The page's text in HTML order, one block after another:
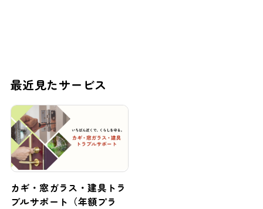
最近見たサービス
カギ・窓ガラス・建具トラ
ブルサポート（年額プラ